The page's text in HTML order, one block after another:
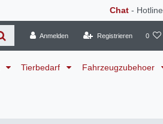
Chat - Hotline
Anmelden Registrieren 0
Tierbedarf Fahrzeugzubehoer